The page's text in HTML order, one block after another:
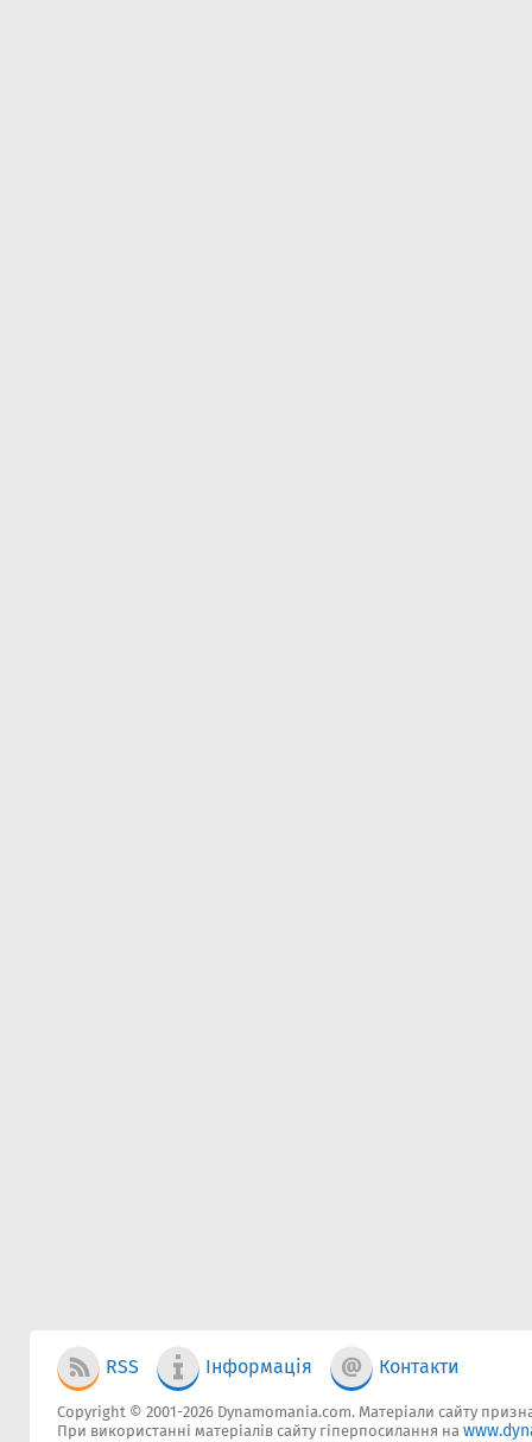
RSS Інформація Контакти
Copyright © 2001-2026 Dynamomania.com. Матеріали сайту
При використанні матеріалів сайту гіперпосилання на